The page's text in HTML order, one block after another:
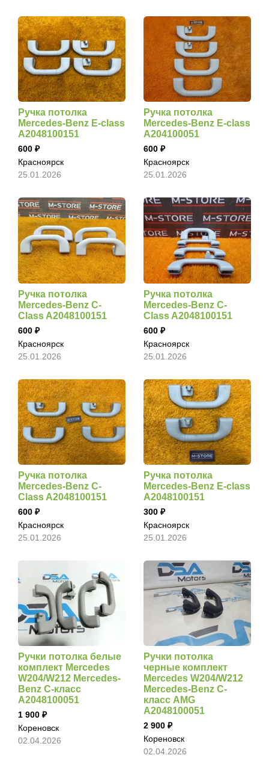
Ручка потолка
Mercedes-Benz E-class
A2048100151
600
Красноярск
25.01.2026
Ручка потолка
Mercedes-Benz E-class
A204100051
600
Красноярск
25.01.2026
Ручка потолка
Mercedes-Benz C-
Class A2048100151
600
Красноярск
25.01.2026
Ручка потолка
Mercedes-Benz C-
Class A2048100151
600
Красноярск
25.01.2026
Ручка потолка
Mercedes-Benz C-
Class A2048100151
600
Красноярск
25.01.2026
Ручка потолка
Mercedes-Benz E-class
A2048100151
300
Красноярск
25.01.2026
Ручки потолка белые
комплект Mercedes
W204/W212 Mercedes-
Benz C-класс
A2048100051
1 900
Кореновск
02.04.2026
Ручки потолка
черные комплект
Mercedes W204/W212
Mercedes-Benz C-
класс AMG
A2048100051
2 900
Кореновск
02.04.2026